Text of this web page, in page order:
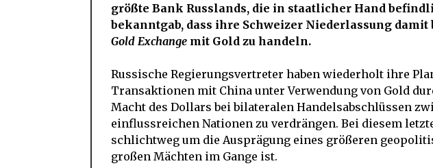
größte Bank Russlands, die in staatlicher Hand
bekanntgab, dass ihre Schweizer Niederlassung damit
Gold Exchange mit Gold zu handeln.
Russische Regierungsvertreter haben wiederholt ihre
Transaktionen mit China unter Verwendung von Gold
Macht des Dollars bei bilateralen Handelsabschlüssen
einflussreichen Nationen zu verdrängen. Bei diesem
schlichtweg um die Ausprägung eines größeren
großen Mächten im Gange ist.